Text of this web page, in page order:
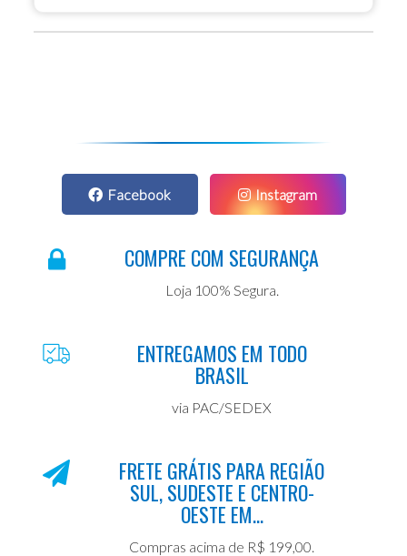
Facebook Instagram
COMPRE COM SEGURANÇA
Loja 100% Segura.
ENTREGAMOS EM TODO
BRASIL
via PAC/SEDEX
FRETE GRÁTIS PARA REGIÃO
SUL, SUDESTE E CENTRO-
OESTE EM...
Compras acima de R$ 199,00.